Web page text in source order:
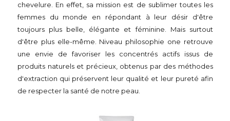
chevelure. En effet, sa mission est de sublimer toutes les
femmes du monde en répondant à leur désir d'être
toujours plus belle, élégante et féminine. Mais surtout
d'être plus elle-même. Niveau philosophie one retrouve
une envie de favoriser les concentrés actifs issus de
produits naturels et précieux, obtenus par des méthodes
d'extraction qui préservent leur qualité et leur pureté afin
de respecter la santé de notre peau.